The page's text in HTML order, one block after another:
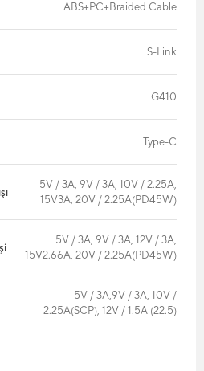
ABS+PC+Braided Cable
S-Link
G410
Type-C
5V / 3A, 9V / 3A, 10V / 2.25A,
15V3A, 20V / 2.25A(PD45W)
5V / 3A, 9V / 3A, 12V / 3A,
15V2.66A, 20V / 2.25A(PD45W)
5V / 3A,9V / 3A, 10V /
2.25A(SCP), 12V / 1.5A (22.5)